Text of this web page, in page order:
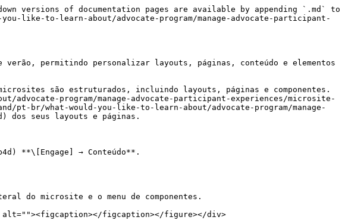
versions of documentation pages are available by appending `.md` to
like-to-learn-about/advocate-program/manage-advocate-participant-
permitindo personalizar layouts, páginas, conteúdo e elementos
são estruturados, incluindo layouts, páginas e componentes.
program/manage-advocate-participant-experiences/microsite-
br/what-would-you-like-to-learn-about/advocate-program/manage-
dos seus layouts e páginas.
**\[Engage] → Conteúdo**.
do microsite e o menu de componentes.
alt=""><figcaption></figcaption></figure></div>